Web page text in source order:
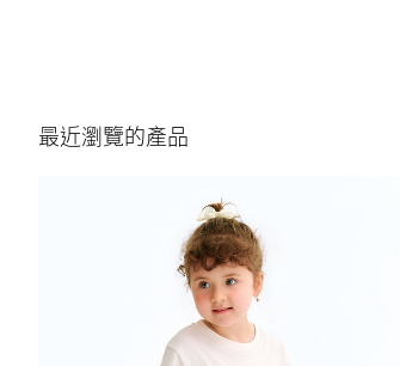
最近瀏覽的產品